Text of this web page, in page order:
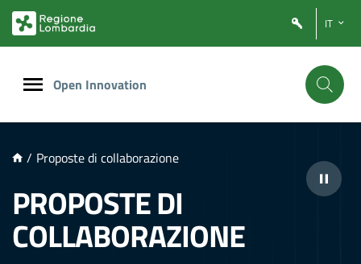
PRINCIPALE
IT
Open Innovation
/ Proposte di collaborazione
PROPOSTE DI
COLLABORAZIONE